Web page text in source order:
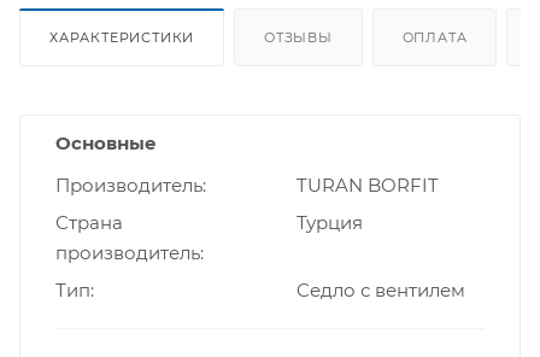
ХАРАКТЕРИСТИКИ ОТЗЫВЫ ОПЛАТА
Основные
Производитель
TURAN BORFIT
Страна
производитель
Турция
Тип Cедло с вентилем